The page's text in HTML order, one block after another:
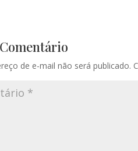
de e-mail não será publicado.